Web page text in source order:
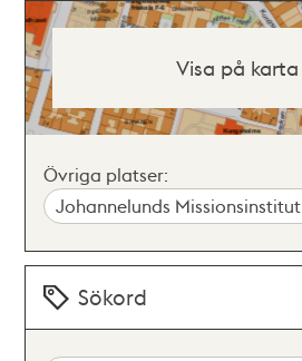
Visa på karta
Övriga platser:
Johannelunds Missionsinstitut
Sökord